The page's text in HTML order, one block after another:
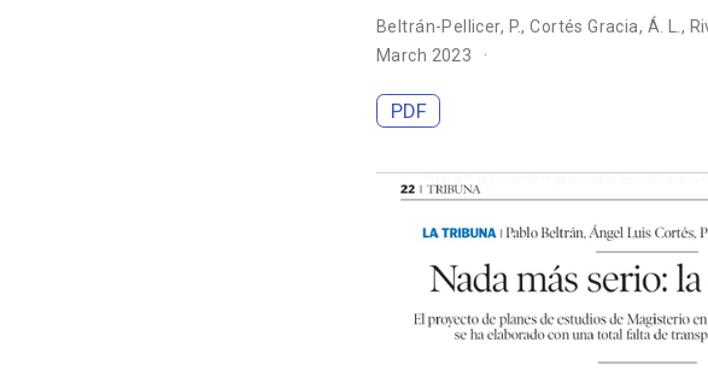
Beltrán-Pellicer, P.,Cortés Gracia, Á. L. ,
March 2023
PDF